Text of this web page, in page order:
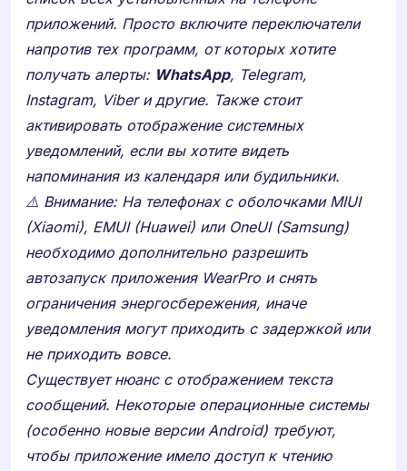
приложений. Просто включите переключатели
напротив тех программ, от которых хотите
получать алерты: WhatsApp, Telegram,
Instagram, Viber и другие. Также стоит
активировать отображение системных
уведомлений, если вы хотите видеть
напоминания из календаря или будильники.
⚠️ Внимание: На телефонах с оболочками MIUI
(Xiaomi), EMUI (Huawei) или OneUI (Samsung)
необходимо дополнительно разрешить
автозапуск приложения WearPro и снять
ограничения энергосбережения, иначе
уведомления могут приходить с задержкой или
не приходить вовсе.
Существует нюанс с отображением текста
сообщений. Некоторые операционные системы
(особенно новые версии Android) требуют,
чтобы приложение имело доступ к чтению